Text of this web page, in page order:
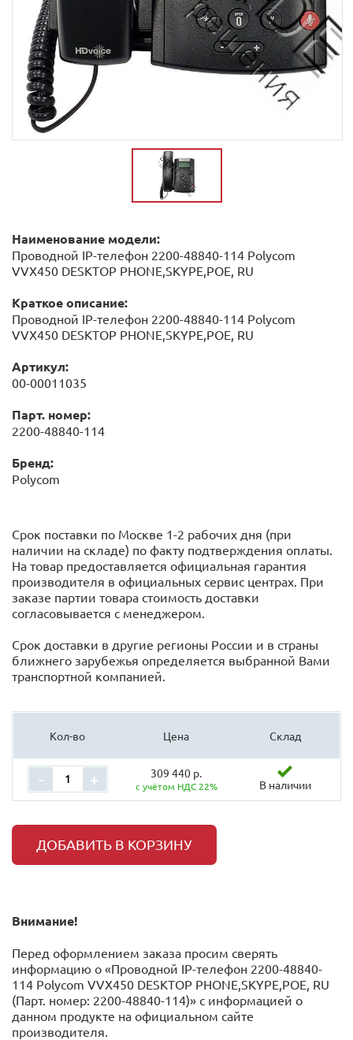
Наименование модели:
Проводной IP-телефон 2200-48840-114 Polycom
VVX450 DESKTOP PHONE,SKYPE,POE, RU
Краткое описание:
Проводной IP-телефон 2200-48840-114 Polycom
VVX450 DESKTOP PHONE,SKYPE,POE, RU
Артикул:
00-00011035
Парт. номер:
2200-48840-114
Бренд:
Polycom
Срок поставки по Москве 1-2 рабочих дня (при
наличии на складе) по факту подтверждения оплаты.
На товар предоставляется официальная гарантия
производителя в официальных сервис центрах. При
заказе партии товара стоимость доставки
согласовывается с менеджером.
Срок доставки в другие регионы России и в страны
ближнего зарубежья определяется выбранной Вами
транспортной компанией.
Кол-во Цена Склад
- + 309 440 р.
с учётом НДС 22% В наличии
ДОБАВИТЬ В КОРЗИНУ
Внимание!
Перед оформлением заказа просим сверять
информацию о «Проводной IP-телефон 2200-48840-
114 Polycom VVX450 DESKTOP PHONE,SKYPE,POE, RU
(Парт. номер: 2200-48840-114)» с информацией o
данном продукте на официальном сайте
производителя.